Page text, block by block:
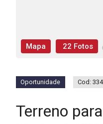
Mapa 22 Fotos
Oportunidade Cod:
Terreno